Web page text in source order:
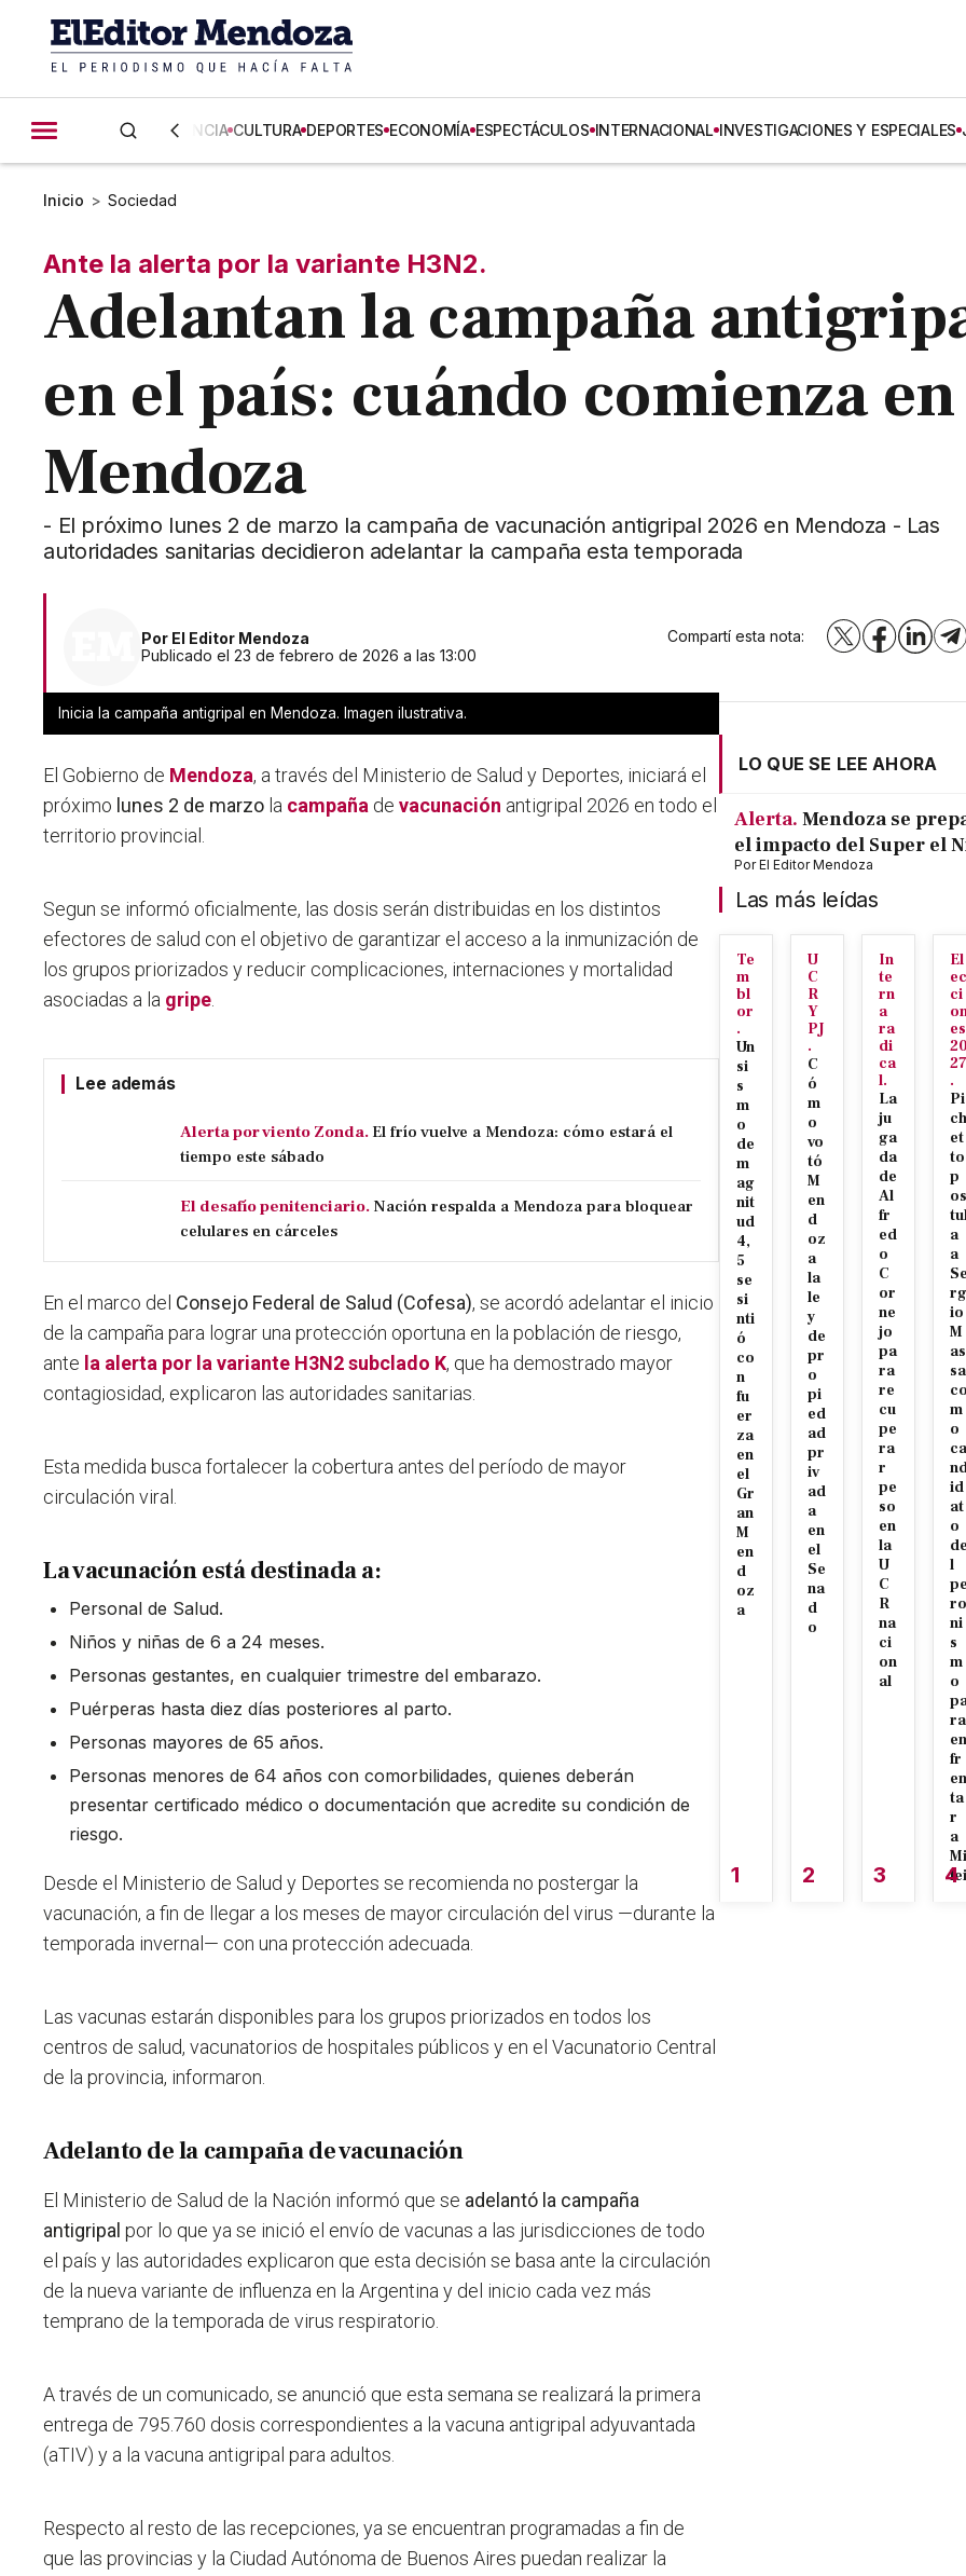
CIENCIA CULTURA DEPORTES ECONOMÍA ESPECTÁCULOS INTERNACIONAL INVESTIGACIONES Y ESPECIALES
Inicio > Sociedad
Ante la alerta por la variante H3N2.
Adelantan la campaña
en el país: cuándo comienza en
Mendoza
- El próximo lunes 2 de marzo la campaña de vacunación antigripal 2026 en Mendoza - Las
autoridades sanitarias decidieron adelantar la campaña esta temporada
Por El Editor Mendoza
Publicado el 23 de febrero de 2026 a las 13:00
Compartí esta nota: X Facebook
Inicia la campaña antigripal en Mendoza. Imagen ilustrativa.
El Gobierno de Mendoza, a través del Ministerio de Salud y Deportes, iniciará el
próximo lunes 2 de marzo la campaña devacunación antigripal 2026 en todo el
territorio provincial.
Segun se informó oficialmente, las dosis serán distribuidas en los distintos
efectores de salud con el objetivo de garantizar el acceso a la inmunización de
los grupos priorizados y reducir complicaciones, internaciones y mortalidad
asociadas a la gripe
Lee además
Alerta por viento Zonda. El frío vuelve a Mendoza: cómo estará el
tiempo este sábado
El desafío penitenciario. Nación respalda a Mendoza para bloquear
celulares en cárceles
En el marco del Consejo Federal de Salud (Cofesa), se acordó adelantar el inicio
de la campaña para lograr una protección oportuna en la población de riesgo,
ante la alerta por la variante H3N2 subclado K, que ha demostrado mayor
contagiosidad, explicaron las autoridades sanitarias.
Esta medida busca fortalecer la cobertura antes del período de mayor
circulación viral.
La vacunación está destinada a:
Personal de Salud.
Niños y niñas de 6 a 24 meses.
Personas gestantes, en cualquier trimestre del embarazo.
Puérperas hasta diez días posteriores al parto.
Personas mayores de 65 años.
Personas menores de 64 años con comorbilidades, quienes deberán
presentar certificado médico o documentación que acredite su condición de
riesgo.
Desde el Ministerio de Salud y Deportes se recomienda no postergar la
vacunación, a fin de llegar a los meses de mayor circulación del virus —durante la
temporada invernal— con una protección adecuada.
Las vacunas estarán disponibles para los grupos priorizados en todos los
centros de salud, vacunatorios de hospitales públicos y en el Vacunatorio Central
de la provincia, informaron.
Adelanto de la campaña de vacunación
El Ministerio de Salud de la Nación informó que se adelantó la campaña
antigripalpor lo que ya se inició el envío de vacunas a las jurisdicciones de todo
el país y las autoridades explicaron que esta decisión se basa ante la circulación
de la nueva variante de influenza en la Argentina y del inicio cada vez más
temprano de la temporada de virus respiratorio.
A través de un comunicado, se anunció que esta semana se realizará la primera
entrega de 795.760 dosis correspondientes a la vacuna antigripal adyuvantada
(aTIV) y a la vacuna antigripal para adultos.
Respecto al resto de las recepciones, ya se encuentran programadas a fin de
que las provincias y la Ciudad Autónoma de Buenos Aires puedan realizar la
LO QUE SE LEE AHORA
Alerta. Mendoza se
el impacto del Super el
PorEl Editor Mendoza
Las más leídas
Te
m
bl
or
.
Un
si
s
m
o
de
m
ag
nit
ud
4,
5
se
si
nti
ó
co
n
fu
er
za
en
el
Gr
an
M
en
d
oz
a
1
U
C
R
Y
PJ
.
C
ó
m
o
vo
tó
M
en
d
oz
a
la
le
y
de
pr
o
pi
ed
ad
pr
iv
ad
a
en
el
Se
na
d
o
2
In
te
rn
a
ra
di
ca
l.
La
ju
ga
da
de
Al
fr
ed
o
C
or
ne
jo
pa
ra
re
cu
pe
ra
r
pe
so
en
la
U
C
R
na
ci
on
al
3
El
ec
ci
es
20
27
.
Pi
ch
et
to
p
os
a
a
Se
rg
io
M
as
sa
co
m
o
ca
id
at
o
de
l
pe
ro
ni
s
m
o
ra
en
fr
en
ta
r
a
Mi
lei
4